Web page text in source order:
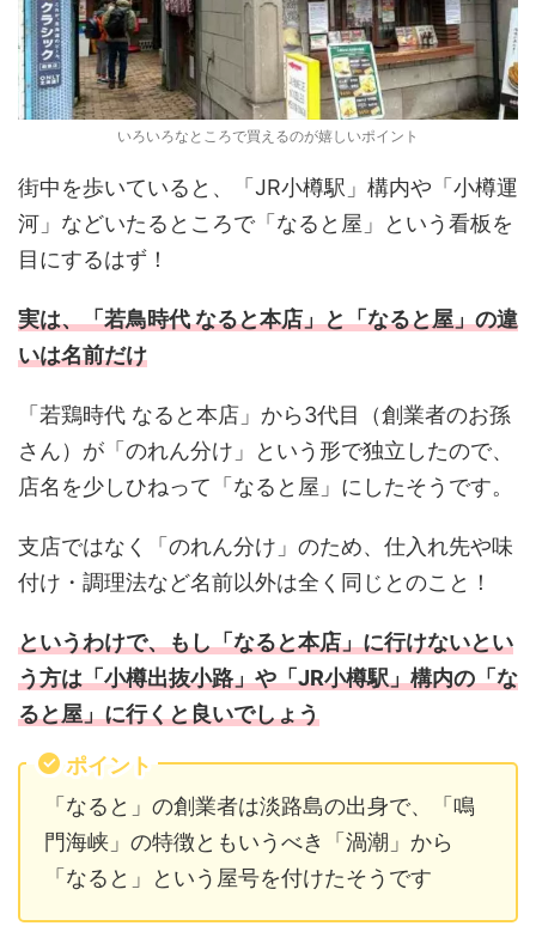
いろいろなところで買えるのが嬉しいポイント
街中を歩いていると、「JR小樽駅」構内や「小樽運
河」などいたるところで「なると屋」という看板を
目にするはず！
実は、「若鳥時代 なると本店」と「なると屋」の違
いは名前だけ
「若鶏時代 なると本店」から3代目（創業者のお孫
さん）が「のれん分け」という形で独立したので、
店名を少しひねって「なると屋」にしたそうです。
支店ではなく「のれん分け」のため、仕入れ先や味
付け・調理法など名前以外は全く同じとのこと！
というわけで、もし「なると本店」に行けないとい
う方は「小樽出抜小路」や「JR小樽駅」構内の「な
ると屋」に行くと良いでしょう
ポイント
「なると」の創業者は淡路島の出身で、「鳴
門海峡」の特徴ともいうべき「渦潮」から
「なると」という屋号を付けたそうです